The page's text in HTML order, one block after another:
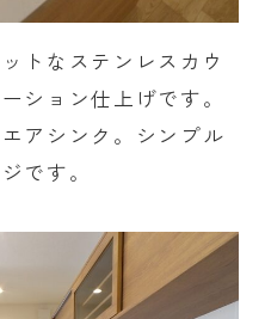
トなステンレスカウ
ション仕上げです。
アシンク。シンプル
です。